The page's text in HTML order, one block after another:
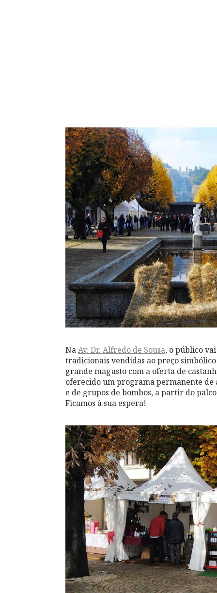
NaAv. Dr. Alfredo de Sousa, o público
tradicionais vendidas ao preço
grande magusto com a oferta de
oferecido um programa permanente de
e de grupos de bombos, a partir do
Ficamos à sua espera!